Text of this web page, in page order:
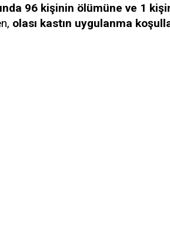
96 kişinin ölümüne ve 1
olası kastın uygulanma